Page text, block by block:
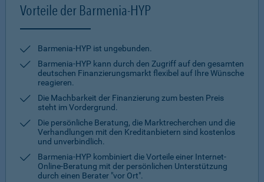
Vorteile der Barmenia-HYP
Barmenia-HYP ist ungebunden.
Barmenia-HYP kann durch den Zugriff auf den gesamten
deutschen Finanzierungsmarkt flexibel auf Ihre Wünsche
reagieren.
Die Machbarkeit der Finanzierung zum besten Preis
steht im Vordergrund.
Die persönliche Beratung, die Marktrecherchen und die
Verhandlungen mit den Kreditanbietern sind kostenlos
und unverbindlich.
Barmenia-HYP kombiniert die Vorteile einer Internet-
Online-Beratung mit der persönlichen Unterstützung
durch einen Berater "vor Ort".